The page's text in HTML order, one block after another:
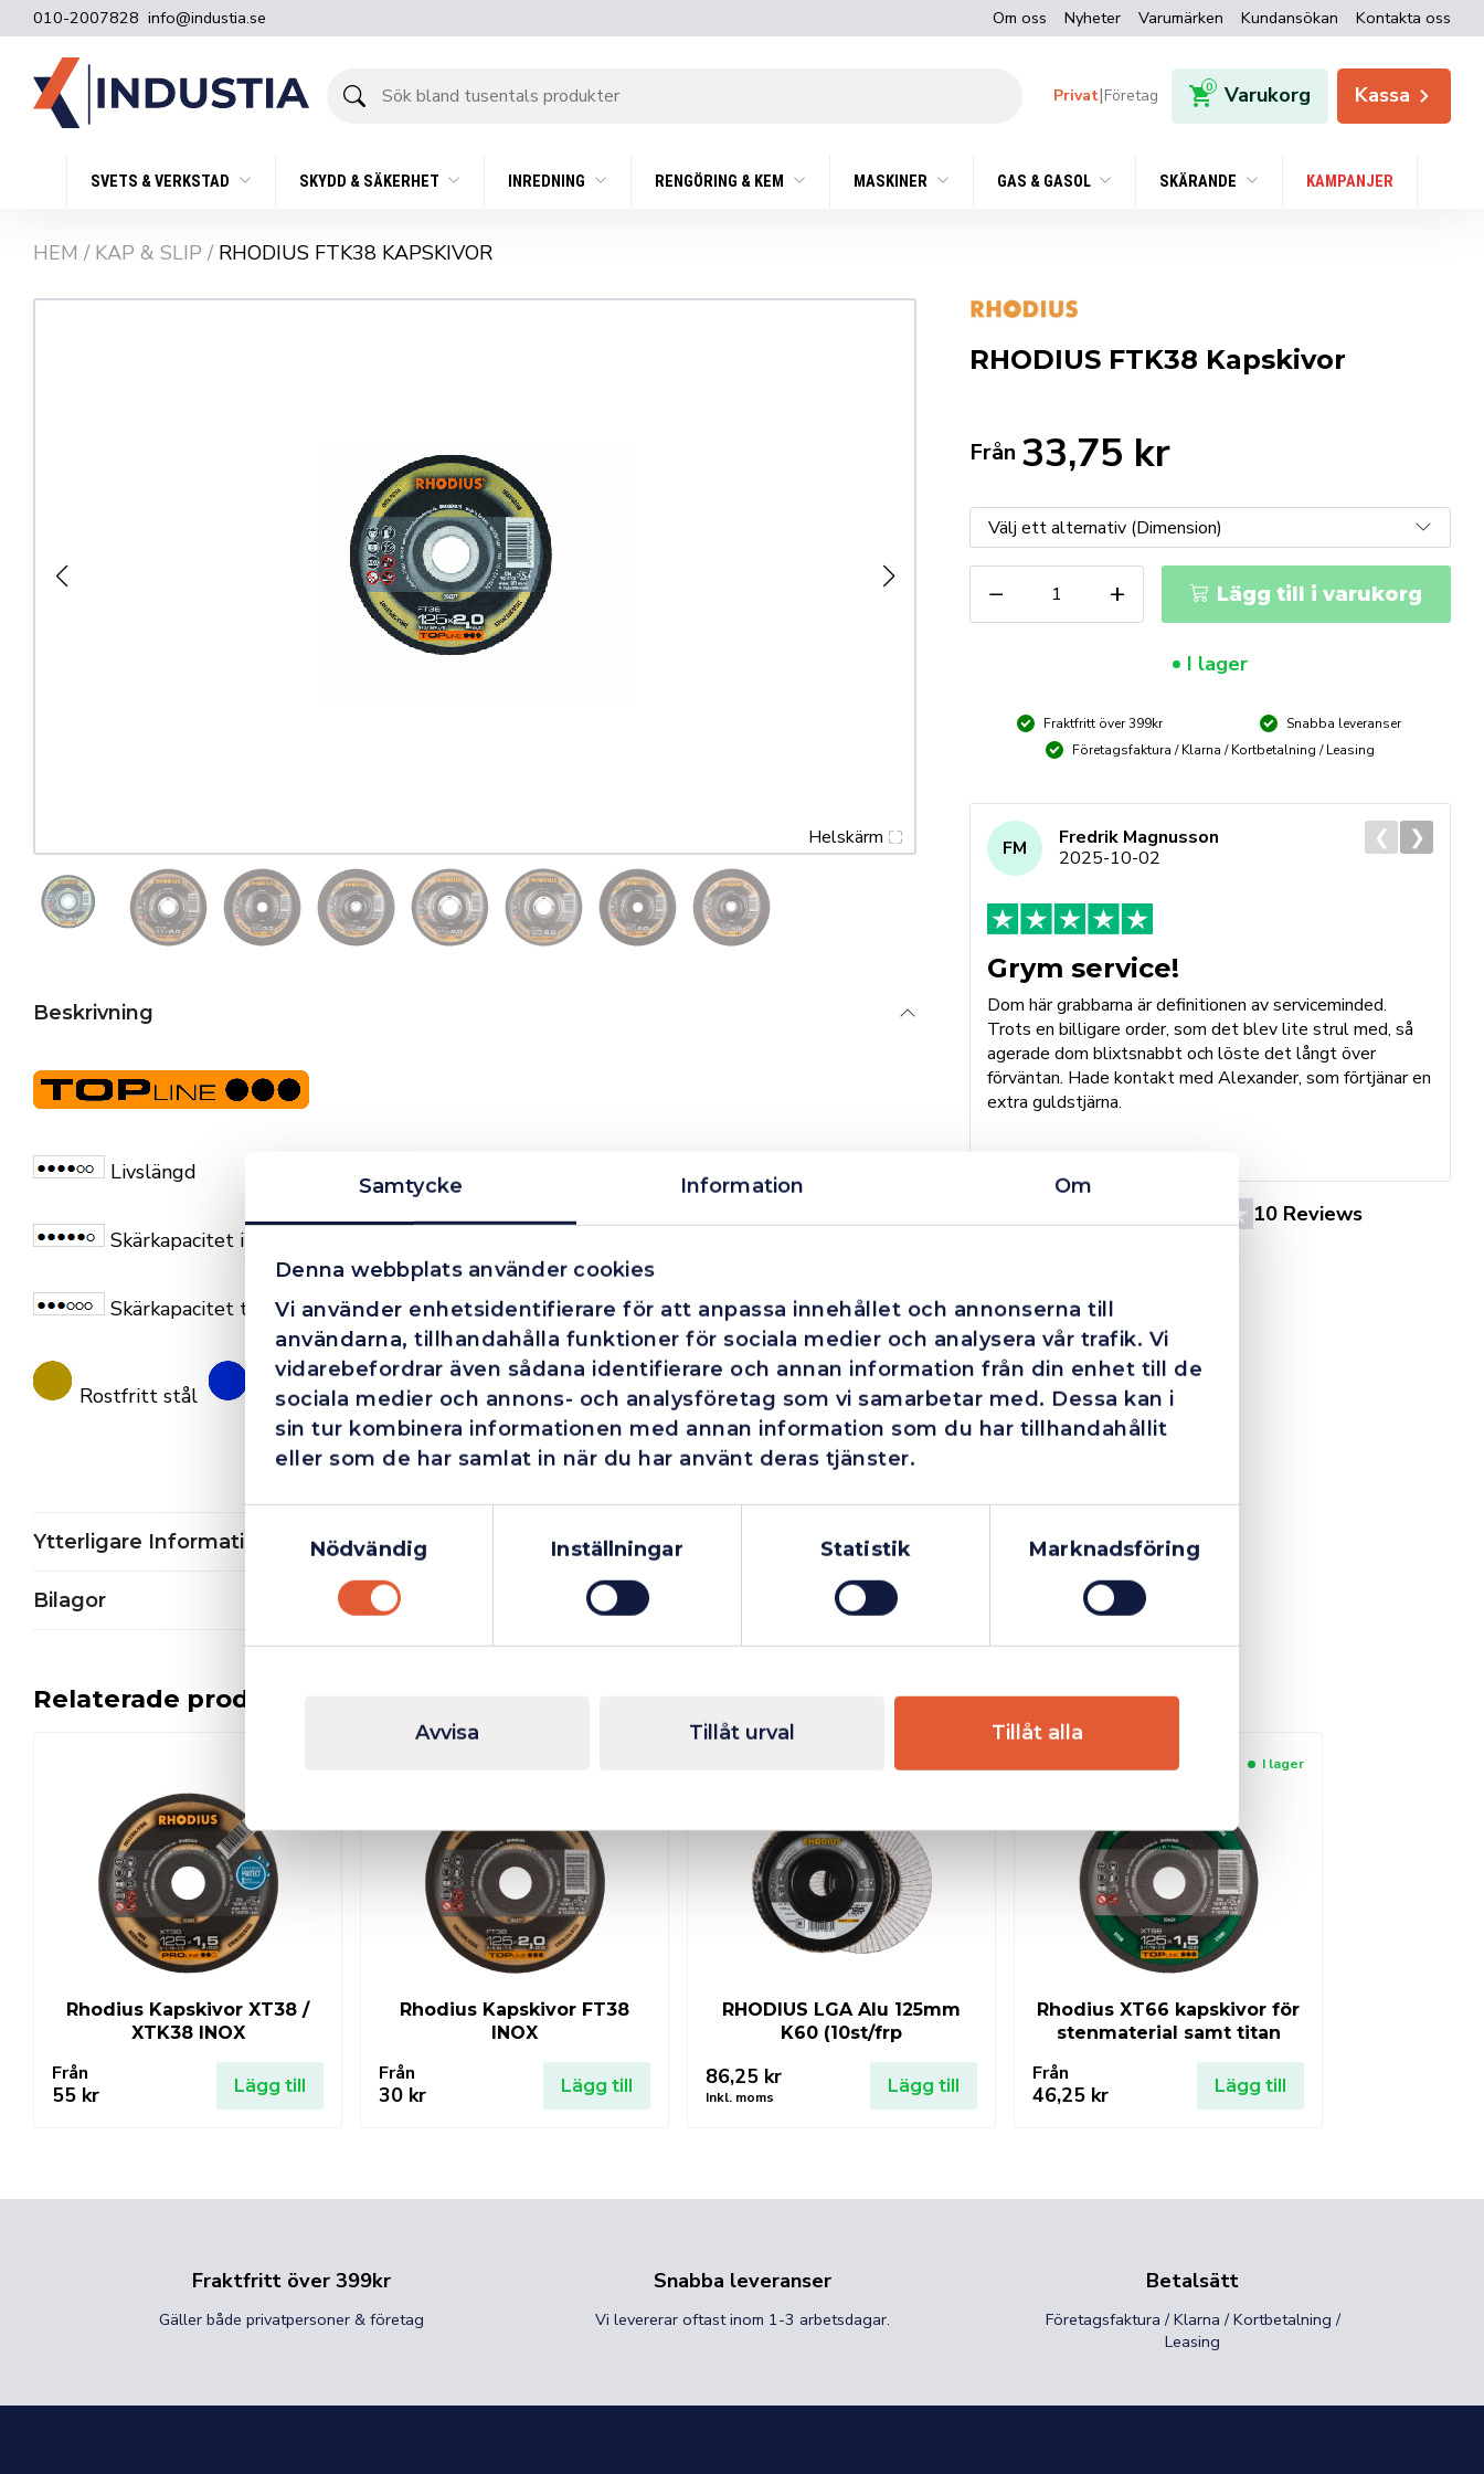
Samtycke Information Om
Denna webbplats använder cookies
Vi använder enhetsidentifierare för att anpassa innehållet och annonserna till
användarna, tillhandahålla funktioner för sociala medier och analysera vår trafik. Vi
vidarebefordrar även sådana identifierare och annan information från din enhet till de
sociala medier och annons- och analysföretag som vi samarbetar med. Dessa kan i
sin tur kombinera informationen med annan information som du har tillhandahållit
eller som de har samlat in när du har använt deras tjänster.
Nödvändig
Inställningar Statistik Marknadsföring
Avvisa Tillåt urval Tillåt alla
010-2007828 info@industia.se Om oss Nyheter Varumärken Kundansökan Kontakta oss
bland
Privat|Företag 0 Varukorg Kassa
SVETS & VERKSTAD SKYDD & SÄKERHET INREDNING RENGÖRING & KEM MASKINER GAS & GASOL SKÄRANDE KAMPANJER
HEM / KAP & SLIP / RHODIUS FTK38 KAPSKIVOR
Helskärm
RHODIUS FTK38 Kapskivor
Från 33,75 kr
−
FTK38
Kapskivor
+ Lägg till i varukorg
I lager
Fraktfritt över 399kr
Snabba leveranser
Företagsfaktura / Klarna / Kortbetalning / Leasing
10 Reviews
FM
Fredrik Magnusson
2025-10-02
Grym service!
Dom här grabbarna är definitionen av serviceminded.
Trots en billigare order, som det blev lite strul med, så
agerade dom blixtsnabbt och löste det långt över
förväntan. Hade kontakt med Alexander, som förtjänar en
extra guldstjärna.
❮ ❯
Beskrivning
Livslängd
Skärkapacitet i solida material
Skärkapacitet tunnväggigt material
Rostfritt stål Stål
Ytterligare Information
Bilagor
Relaterade produkter
Rhodius Kapskivor XT38 /
XTK38 INOX
Från
55 kr Lägg till
Rhodius Kapskivor FT38
INOX
Från
30 kr Lägg till
RHODIUS LGA Alu 125mm
K60 (10st/frp
86,25 kr
Inkl. moms
Lägg till
I lager
Rhodius XT66 kapskivor för
stenmaterial samt titan
Från
46,25 kr Lägg till
Fraktfritt över 399kr
Gäller både privatpersoner & företag
Snabba leveranser
Vi levererar oftast inom 1-3 arbetsdagar.
Betalsätt
Företagsfaktura / Klarna / Kortbetalning /
Leasing